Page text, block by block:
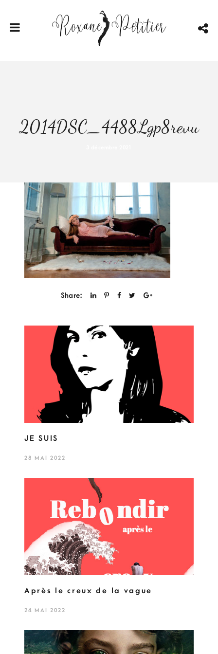
2014DSC_4488Lgp8revu
Share:
JE SUIS
28 MAI 2022
Après le creux de la vague
24 MAI 2022